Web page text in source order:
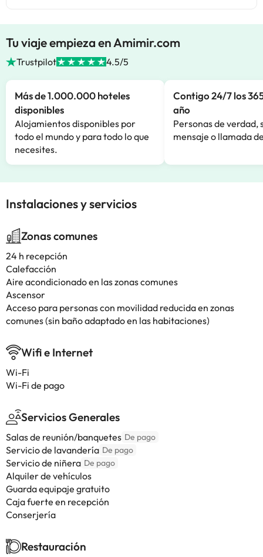
Tu viaje empieza en Amimir.com
Trustpilot 4.5/5
Más de 1.000.000 hoteles
disponibles
Alojamientos disponibles por
todo el mundo y para todo lo que
necesites.
Contigo 24/7 los
año
Personas de verdad,
mensaje o llamada
Instalaciones y servicios
Zonas comunes
24 h recepción
Calefacción
Aire acondicionado en las zonas comunes
Ascensor
Acceso para personas con movilidad reducida en zonas
comunes (sin baño adaptado en las habitaciones)
Wifi e Internet
Wi-Fi
Wi-Fi de pago
Servicios Generales
Salas de reunión/banquetes De pago
Servicio de lavandería De pago
Servicio de niñera De pago
Alquiler de vehículos
Guarda equipaje gratuito
Caja fuerte en recepción
Conserjería
Restauración